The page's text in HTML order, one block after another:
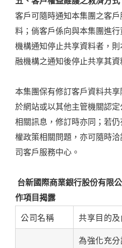
客戶可隨時通知本集團之客
料；倘客戶係向與本集團進
機構通知停止共享資料者，
融機構之通知後停止共享其資
本集團保有修訂客戶資料共
於網站或以其他主管機關認
相關訊息，修訂時亦同；若
權政策相關問題，亦可隨時
司客戶服務中心。
台新國際商業銀行股份有限
作項目揭露
公司名稱 共享目的及
為強化充